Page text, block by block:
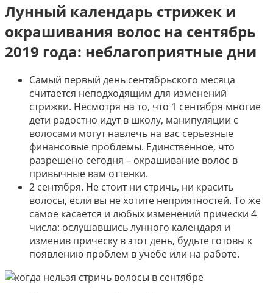
Лунный календарь стрижек и
окрашивания волос на сентябрь
2019 года: неблагоприятные дни
Самый первый день сентябрьского месяца
считается неподходящим для изменений
стрижки. Несмотря на то, что 1 сентября многие
дети радостно идут в школу, манипуляции с
волосами могут навлечь на вас серьезные
финансовые проблемы. Единственное, что
разрешено сегодня – окрашивание волос в
привычные вам оттенки.
2 сентября. Не стоит ни стричь, ни красить
волосы, если вы не хотите неприятностей. То же
самое касается и любых изменений прически 4
числа: ослушавшись лунного календаря и
изменив прическу в этот день, будьте готовы к
появлению проблем в учебе или на работе.